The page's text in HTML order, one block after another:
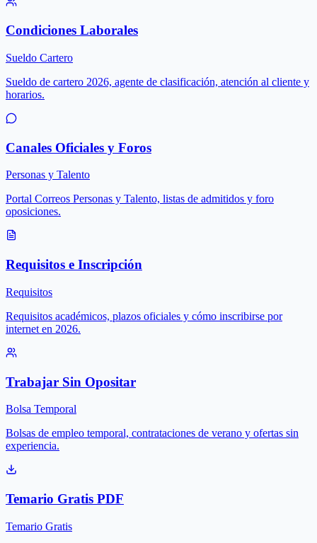
Condiciones Laborales
Sueldo Cartero
Sueldo de cartero 2026, agente de clasificación, atención al cliente y
horarios.
Canales Oficiales y Foros
Personas y Talento
Portal Correos Personas y Talento, listas de admitidos y foro
oposiciones.
Requisitos e Inscripción
Requisitos
Requisitos académicos, plazos oficiales y cómo inscribirse por
internet en 2026.
Trabajar Sin Opositar
Bolsa Temporal
Bolsas de empleo temporal, contrataciones de verano y ofertas sin
experiencia.
Temario Gratis PDF
Temario Gratis